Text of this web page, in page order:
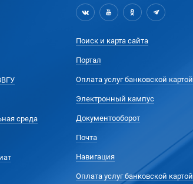
среда
Поиск и карта сайта
Портал
Оплата услуг банковской картой
Электронный кампус
Документооборот
Почта
Навигация
Оплата услуг банковской картой